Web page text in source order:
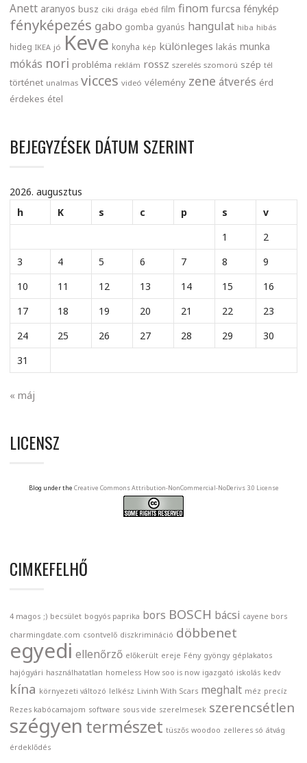
Anett aranyos busz ciki drága ebéd film finom furcsa fénykép
fényképezés gabo gomba gyanús hangulat hiba hibás
hideg IKEA jó Keve konyha kép különleges lakás munka
mókás nori probléma reklám rossz szerelés szomorú szép tél
történet unalmas vicces videó vélemény zene átverés érd
érdekes étel
BEJEGYZÉSEK DÁTUM SZERINT
2026. augusztus
h
K s c p s
v
1
2
3
4 5 6 7 8
9
10
11 12 13 14 15
16
17
18 19 20 21 22
23
24
25 26 27 28 29
30
31
« máj
LICENSZ
Blog under the Creative Commons Attribution-NonCommercial-NoDerivs 3.0 License
CIMKEFELHŐ
4 magos ;) becsület bogyós paprika bors BOSCH bácsi cayene bors
charmingdate.com csontvelő diszkrimináció döbbenet
egyedi ellenőrző előkerült ereje Fény gyöngy géplakatos
hajógyári használhatatlan homeless How soo is now igazgató iskolás kedv
kína környezeti változó lelkész Livinh With Scars meghalt méz precíz
Rezes kabócamajom software sous vide szerelmesek szerencsétlen
szégyen természet tüszős woodoo zelleres só átvág
érdeklődés